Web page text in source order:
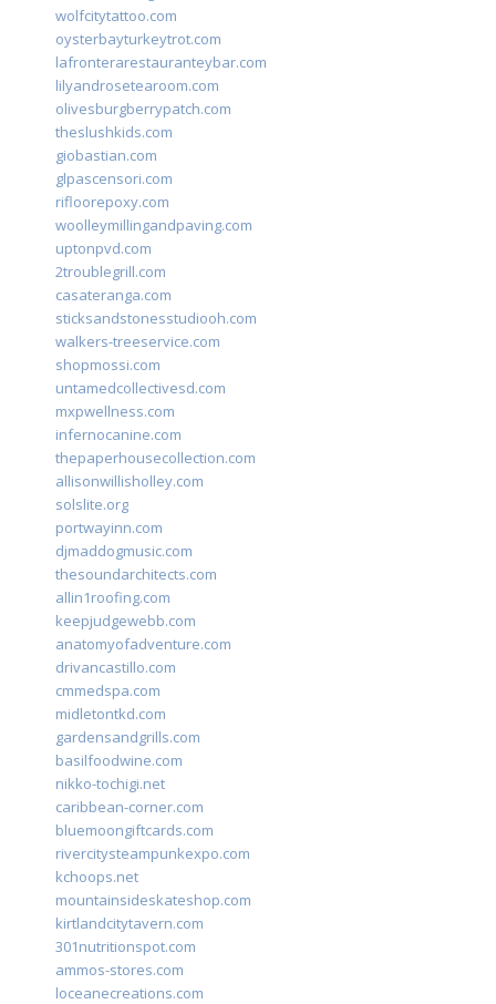
wolfcitytattoo.com
oysterbayturkeytrot.com
lafronterarestauranteybar.com
lilyandrosetearoom.com
olivesburgberrypatch.com
theslushkids.com
giobastian.com
glpascensori.com
rifloorepoxy.com
woolleymillingandpaving.com
uptonpvd.com
2troublegrill.com
casateranga.com
sticksandstonesstudiooh.com
walkers-treeservice.com
shopmossi.com
untamedcollectivesd.com
mxpwellness.com
infernocanine.com
thepaperhousecollection.com
allisonwillisholley.com
solslite.org
portwayinn.com
djmaddogmusic.com
thesoundarchitects.com
allin1roofing.com
keepjudgewebb.com
anatomyofadventure.com
drivancastillo.com
cmmedspa.com
midletontkd.com
gardensandgrills.com
basilfoodwine.com
nikko-tochigi.net
caribbean-corner.com
bluemoongiftcards.com
rivercitysteampunkexpo.com
kchoops.net
mountainsideskateshop.com
kirtlandcitytavern.com
301nutritionspot.com
ammos-stores.com
loceanecreations.com